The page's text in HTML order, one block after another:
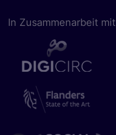
In Zusam­men­ar­beit mit